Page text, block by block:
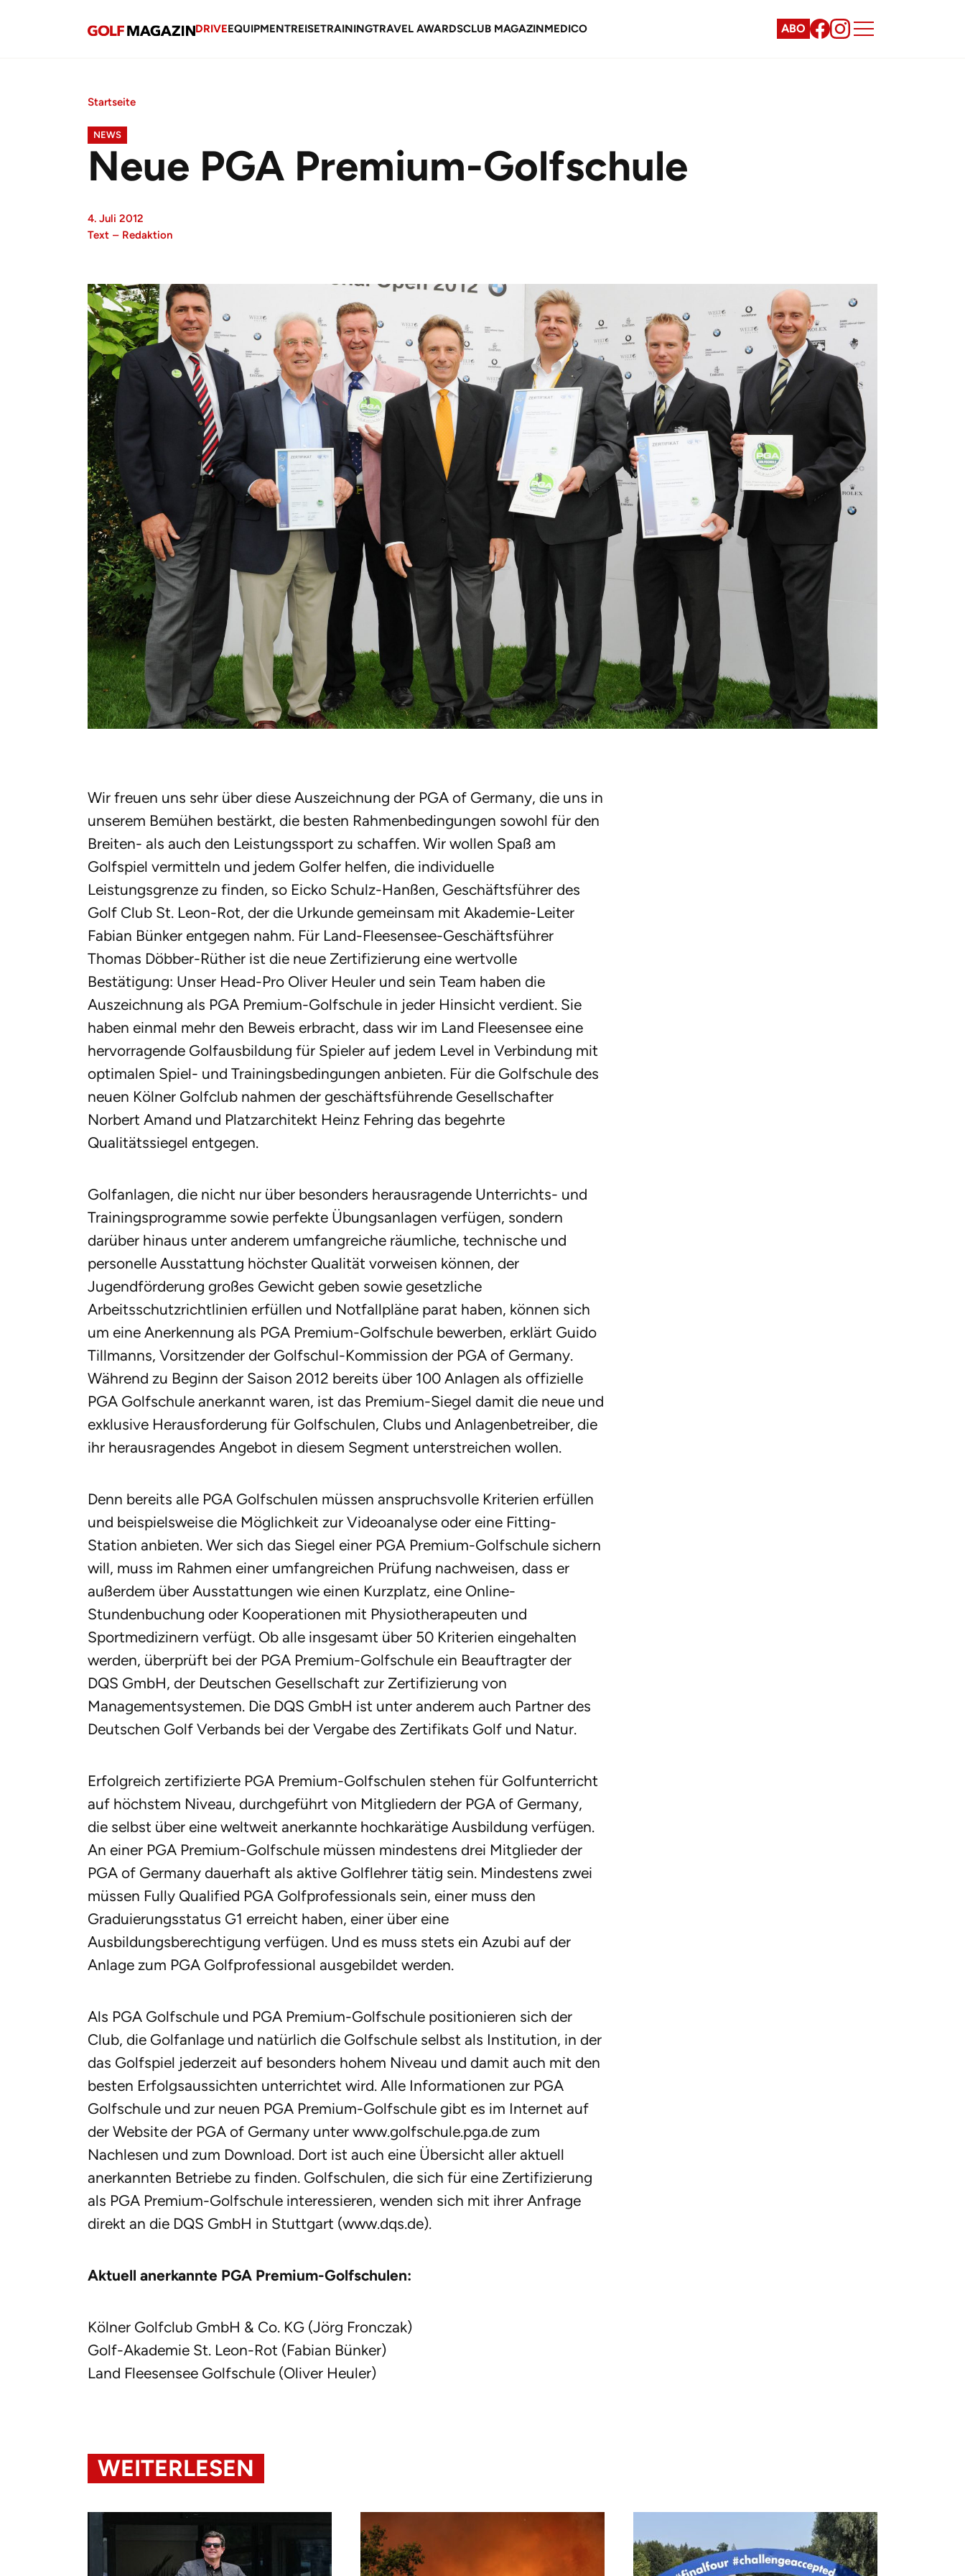
DRIVEEQUIPMENTREISETRAININGTRAVEL AWARDSCLUB MAGAZINMEDICO ABO
Startseite
NEWS
Neue PGA Premium-Golfschule
4. Juli 2012
Text – Redaktion
Wir freuen uns sehr über diese Auszeichnung der PGA of Germany, die uns in
unserem Bemühen bestärkt, die besten Rahmenbedingungen sowohl für den
Breiten- als auch den Leistungssport zu schaffen. Wir wollen Spaß am
Golfspiel vermitteln und jedem Golfer helfen, die individuelle
Leistungsgrenze zu finden, so Eicko Schulz-Hanßen, Geschäftsführer des
Golf Club St. Leon-Rot, der die Urkunde gemeinsam mit Akademie-Leiter
Fabian Bünker entgegen nahm. Für Land-Fleesensee-Geschäftsführer
Thomas Döbber-Rüther ist die neue Zertifizierung eine wertvolle
Bestätigung: Unser Head-Pro Oliver Heuler und sein Team haben die
Auszeichnung als PGA Premium-Golfschule in jeder Hinsicht verdient. Sie
haben einmal mehr den Beweis erbracht, dass wir im Land Fleesensee eine
hervorragende Golfausbildung für Spieler auf jedem Level in Verbindung mit
optimalen Spiel- und Trainingsbedingungen anbieten. Für die Golfschule des
neuen Kölner Golfclub nahmen der geschäftsführende Gesellschafter
Norbert Amand und Platzarchitekt Heinz Fehring das begehrte
Qualitätssiegel entgegen.
Golfanlagen, die nicht nur über besonders herausragende Unterrichts- und
Trainingsprogramme sowie perfekte Übungsanlagen verfügen, sondern
darüber hinaus unter anderem umfangreiche räumliche, technische und
personelle Ausstattung höchster Qualität vorweisen können, der
Jugendförderung großes Gewicht geben sowie gesetzliche
Arbeitsschutzrichtlinien erfüllen und Notfallpläne parat haben, können sich
um eine Anerkennung als PGA Premium-Golfschule bewerben, erklärt Guido
Tillmanns, Vorsitzender der Golfschul-Kommission der PGA of Germany.
Während zu Beginn der Saison 2012 bereits über 100 Anlagen als offizielle
PGA Golfschule anerkannt waren, ist das Premium-Siegel damit die neue und
exklusive Herausforderung für Golfschulen, Clubs und Anlagenbetreiber, die
ihr herausragendes Angebot in diesem Segment unterstreichen wollen.
Denn bereits alle PGA Golfschulen müssen anspruchsvolle Kriterien erfüllen
und beispielsweise die Möglichkeit zur Videoanalyse oder eine Fitting-
Station anbieten. Wer sich das Siegel einer PGA Premium-Golfschule sichern
will, muss im Rahmen einer umfangreichen Prüfung nachweisen, dass er
außerdem über Ausstattungen wie einen Kurzplatz, eine Online-
Stundenbuchung oder Kooperationen mit Physiotherapeuten und
Sportmedizinern verfügt. Ob alle insgesamt über 50 Kriterien eingehalten
werden, überprüft bei der PGA Premium-Golfschule ein Beauftragter der
DQS GmbH, der Deutschen Gesellschaft zur Zertifizierung von
Managementsystemen. Die DQS GmbH ist unter anderem auch Partner des
Deutschen Golf Verbands bei der Vergabe des Zertifikats Golf und Natur.
Erfolgreich zertifizierte PGA Premium-Golfschulen stehen für Golfunterricht
auf höchstem Niveau, durchgeführt von Mitgliedern der PGA of Germany,
die selbst über eine weltweit anerkannte hochkarätige Ausbildung verfügen.
An einer PGA Premium-Golfschule müssen mindestens drei Mitglieder der
PGA of Germany dauerhaft als aktive Golflehrer tätig sein. Mindestens zwei
müssen Fully Qualified PGA Golfprofessionals sein, einer muss den
Graduierungsstatus G1 erreicht haben, einer über eine
Ausbildungsberechtigung verfügen. Und es muss stets ein Azubi auf der
Anlage zum PGA Golfprofessional ausgebildet werden.
Als PGA Golfschule und PGA Premium-Golfschule positionieren sich der
Club, die Golfanlage und natürlich die Golfschule selbst als Institution, in der
das Golfspiel jederzeit auf besonders hohem Niveau und damit auch mit den
besten Erfolgsaussichten unterrichtet wird. Alle Informationen zur PGA
Golfschule und zur neuen PGA Premium-Golfschule gibt es im Internet auf
der Website der PGA of Germany unter www.golfschule.pga.de zum
Nachlesen und zum Download. Dort ist auch eine Übersicht aller aktuell
anerkannten Betriebe zu finden. Golfschulen, die sich für eine Zertifizierung
als PGA Premium-Golfschule interessieren, wenden sich mit ihrer Anfrage
direkt an die DQS GmbH in Stuttgart (www.dqs.de).
Aktuell anerkannte PGA Premium-Golfschulen:
Kölner Golfclub GmbH & Co. KG (Jörg Fronczak)
Golf-Akademie St. Leon-Rot (Fabian Bünker)
Land Fleesensee Golfschule (Oliver Heuler)
WEITERLESEN